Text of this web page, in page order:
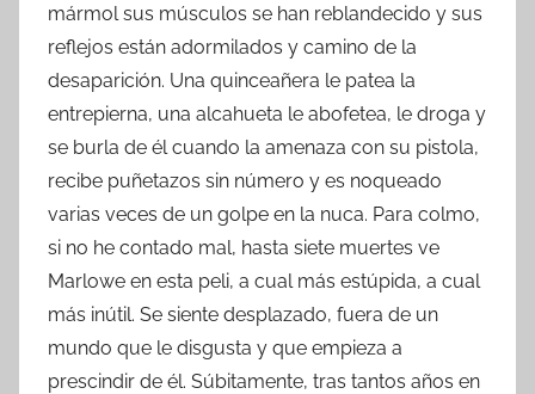
mármol sus músculos se han reblandecido y sus
reflejos están adormilados y camino de la
desaparición. Una quinceañera le patea la
entrepierna, una alcahueta le abofetea, le droga y
se burla de él cuando la amenaza con su pistola,
recibe puñetazos sin número y es noqueado
varias veces de un golpe en la nuca. Para colmo,
si no he contado mal, hasta siete muertes ve
Marlowe en esta peli, a cual más estúpida, a cual
más inútil. Se siente desplazado, fuera de un
mundo que le disgusta y que empieza a
prescindir de él. Súbitamente, tras tantos años en